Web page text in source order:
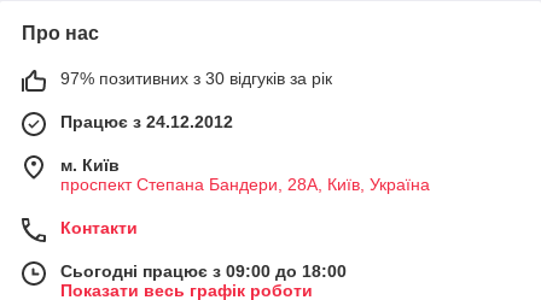
Про нас
97% позитивних з 30 відгуків за рік
Працює з 24.12.2012
м. Київ
проспект Степана Бандери, 28А, Київ, Україна
Контакти
Сьогодні працює з 09:00 до 18:00
Показати весь графік роботи